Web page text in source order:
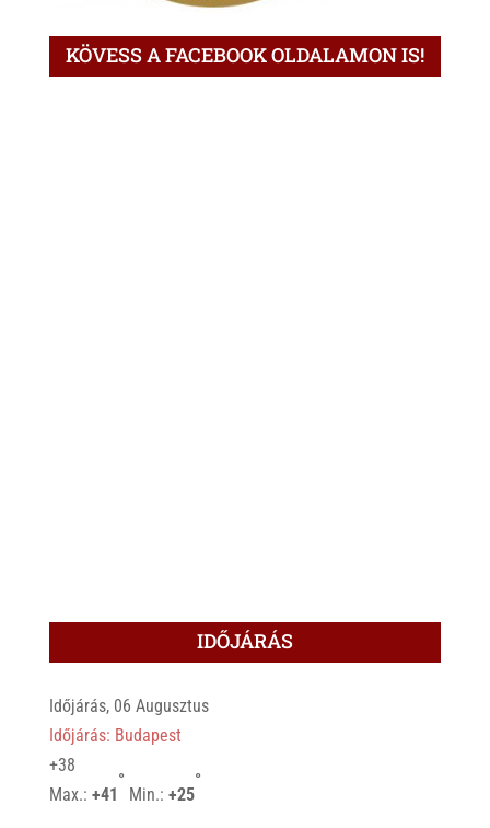
KÖVESS A FACEBOOK OLDALAMON IS!
IDŐJÁRÁS
Időjárás, 06 Augusztus
Időjárás: Budapest
+38
Max.: +41
°
Min.: +25
°